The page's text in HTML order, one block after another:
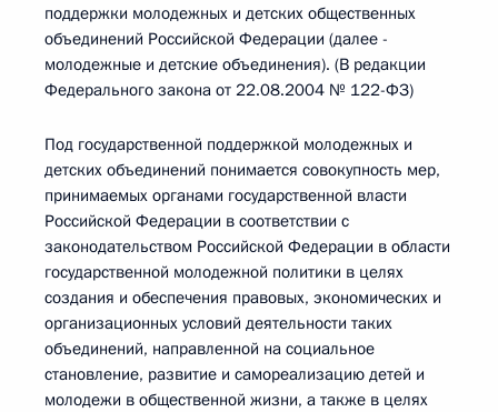
поддержки молодежных и детских общественных
объединений Российской Федерации (далее -
молодежные и детские объединения). (В редакции
Федерального закона от 22.08.2004 № 122-ФЗ)
Под государственной поддержкой молодежных и
детских объединений понимается совокупность мер,
принимаемых органами государственной власти
Российской Федерации в соответствии с
законодательством Российской Федерации в области
государственной молодежной политики в целях
создания и обеспечения правовых, экономических и
организационных условий деятельности таких
объединений, направленной на социальное
становление, развитие и самореализацию детей и
молодежи в общественной жизни, а также в целях